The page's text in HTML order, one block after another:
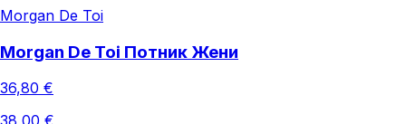
Morgan De Toi
Morgan De Toi Потник Жени
36,80 €